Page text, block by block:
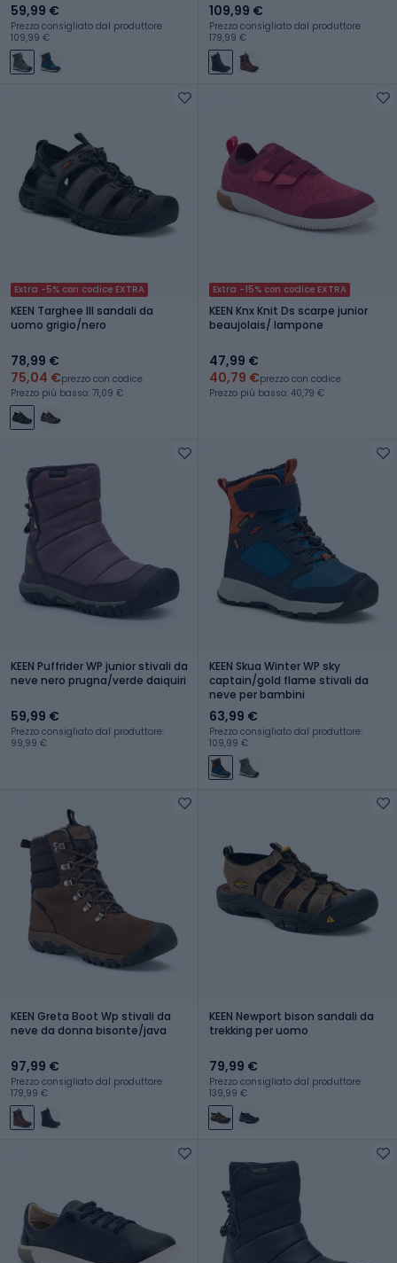
59,99 €
Prezzo consigliato dal produttore:
109,99 €
109,99 €
Prezzo consigliato dal produttore:
179,99 €
Extra -5% con codice EXTRA
KEEN Targhee III sandali da
uomo grigio/nero
78,99 €
75,04 €prezzo con codice
Prezzo più basso: 71,09 €
Extra -15% con codice EXTRA
KEEN Knx Knit Ds scarpe junior
beaujolais/ lampone
47,99 €
40,79 €prezzo con codice
Prezzo più basso: 40,79 €
KEEN Puffrider WP junior stivali da
neve nero prugna/verde daiquiri
59,99 €
Prezzo consigliato dal produttore:
99,99 €
KEEN Skua Winter WP sky
captain/gold flame stivali da
neve per bambini
63,99 €
Prezzo consigliato dal produttore:
109,99 €
KEEN Greta Boot Wp stivali da
neve da donna bisonte/java
97,99 €
Prezzo consigliato dal produttore:
179,99 €
KEEN Newport bison sandali da
trekking per uomo
79,99 €
Prezzo consigliato dal produttore:
139,99 €